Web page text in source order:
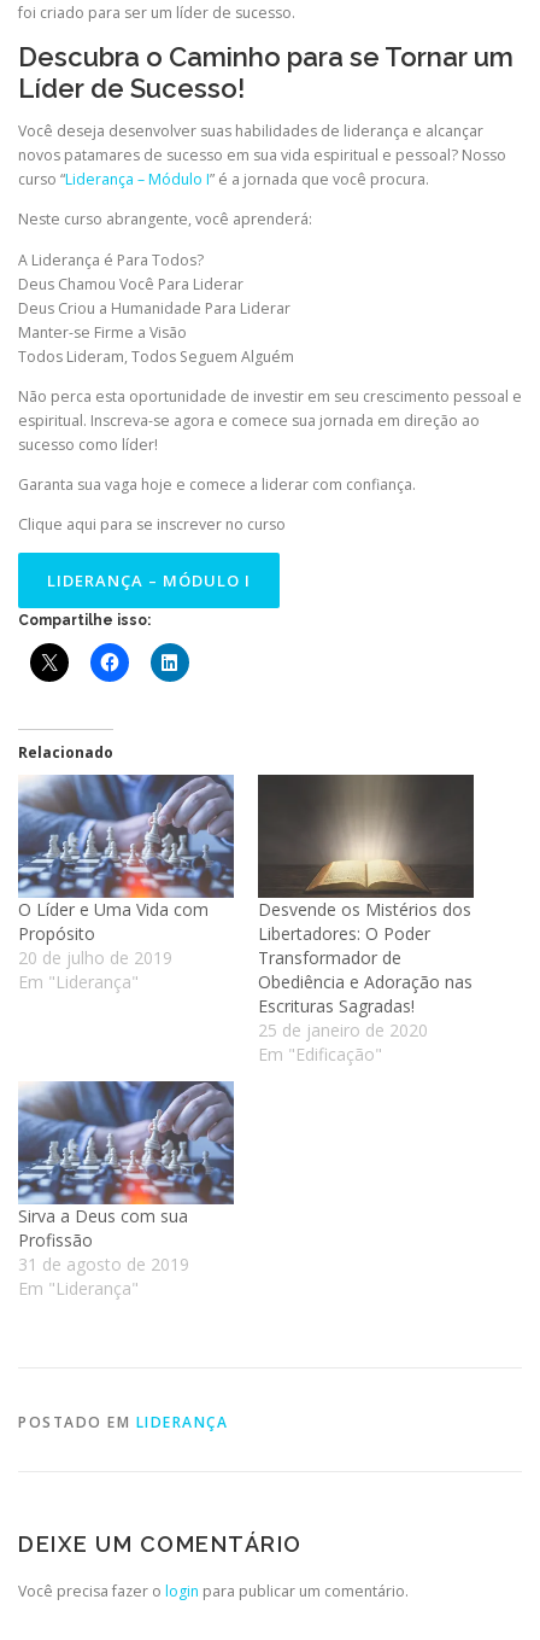
foi criado para ser um líder de sucesso.
Descubra o Caminho para se Tornar um
Líder de Sucesso!
Você deseja desenvolver suas habilidades de liderança e alcançar
novos patamares de sucesso em sua vida espiritual e pessoal? Nosso
curso “Liderança – Módulo I” é a jornada que você procura.
Neste curso abrangente, você aprenderá:
A Liderança é Para Todos?
Deus Chamou Você Para Liderar
Deus Criou a Humanidade Para Liderar
Manter-se Firme a Visão
Todos Lideram, Todos Seguem Alguém
Não perca esta oportunidade de investir em seu crescimento pessoal e
espiritual. Inscreva-se agora e comece sua jornada em direção ao
sucesso como líder!
Garanta sua vaga hoje e comece a liderar com confiança.
Clique aqui para se inscrever no curso
LIDERANÇA – MÓDULO I
Compartilhe isso:
Relacionado
O Líder e Uma Vida com
Propósito
20 de julho de 2019
Em "Liderança"
Desvende os Mistérios dos
Libertadores: O Poder
Transformador de
Obediência e Adoração nas
Escrituras Sagradas!
25 de janeiro de 2020
Em "Edificação"
Sirva a Deus com sua
Profissão
31 de agosto de 2019
Em "Liderança"
POSTADO EM LIDERANÇA
DEIXE UM COMENTÁRIO
Você precisa fazer o login para publicar um comentário.